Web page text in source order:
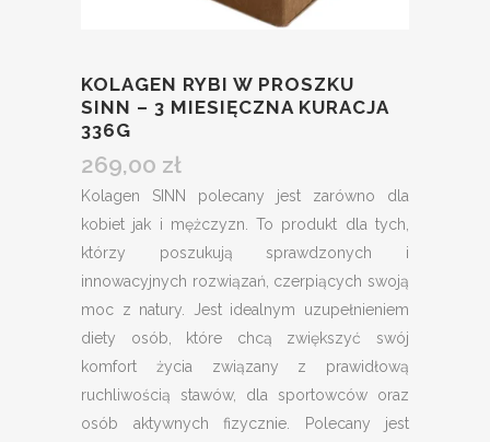
KOLAGEN RYBI W PROSZKU
SINN – 3 MIESIĘCZNA KURACJA
336G
269,00 zł
Kolagen SINN polecany jest zarówno dla
kobiet jak i mężczyzn. To produkt dla tych,
którzy poszukują sprawdzonych i
innowacyjnych rozwiązań, czerpiących swoją
moc z natury. Jest idealnym uzupełnieniem
diety osób, które chcą zwiększyć swój
komfort życia związany z prawidłową
ruchliwością stawów, dla sportowców oraz
osób aktywnych fizycznie. Polecany jest